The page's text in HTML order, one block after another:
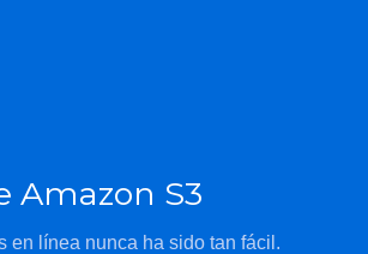
Amazon S3
en línea nunca ha sido tan fácil.